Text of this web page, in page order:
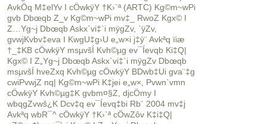
AvkÖq M‡elYv I cÖwkÿY †K›`ª (ARTC) Kg©m~wPi
gvb Dbœqb Z_v Kg©m~wPi mv‡_ RwoZ Kgx© I
Z…Yg~j Dbœqb Askx`vi‡`i mÿgZv, `ÿZv,
gvwjKvbv‡eva I KwgU‡g›U e„w×i j‡ÿ¨ Avkªq ïiæ
†_‡KB cÖwkÿY msµvšÍ Kvh©µg ev¯Íevqb Ki‡Q|
Kgx© I Z„Yg~j Dbœqb Askx`vi‡`i mÿgZv Dbœqb
msµvšÍ hveZxq Kvh©µg cÖwkÿY BDwb‡Ui gva¨‡g
cwiPvwjZ nq| Kg©m~wPi K‡jei e„w×, Pvwn`vmn
cÖwkÿY Kvh©µg‡K gvbm¤§Z, djcÖmy I
wbqgZvwš¿K Dcv‡q ev¯Íevq‡bi Rb¨ 2004 mv‡j
Avkªq wbR¯^ cÖwkÿY †K›`ª cÖwZôv K‡i‡Q|